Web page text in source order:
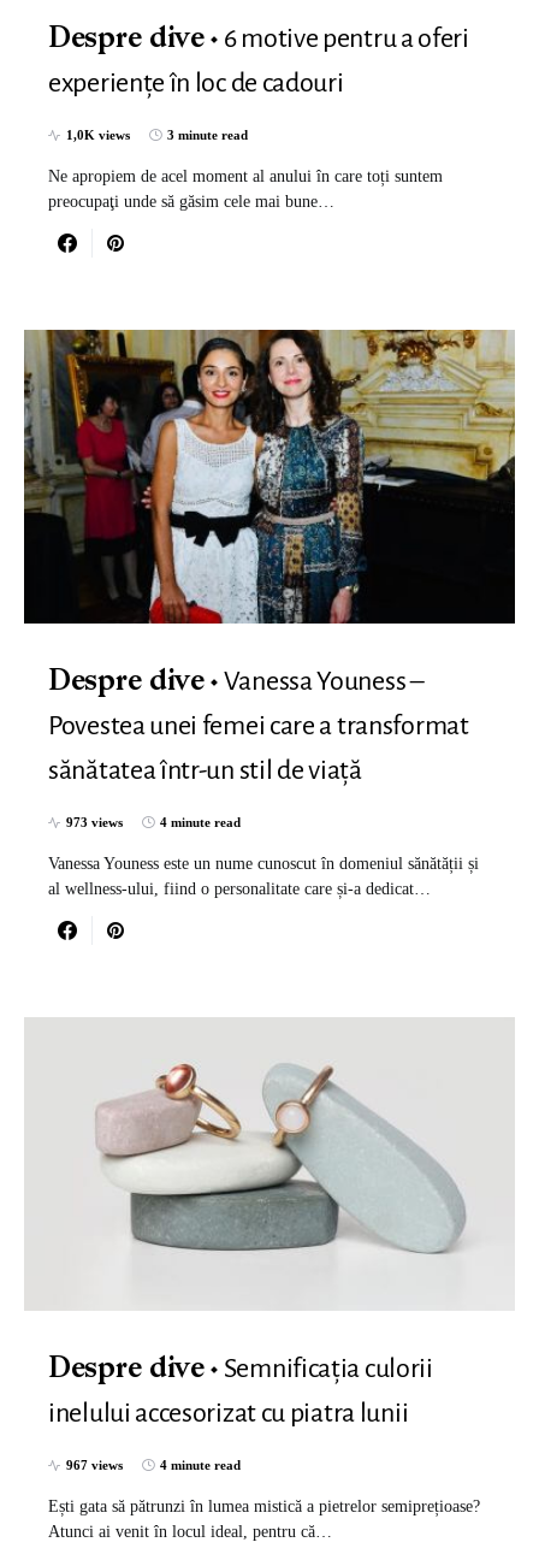
Despre dive
6 motive pentru a oferi
experiențe în loc de cadouri
1,0K views 3 minute read
Ne apropiem de acel moment al anului în care toți suntem
preocupaţi unde să găsim cele mai bune…
Despre dive
Vanessa Youness –
Povestea unei femei care a transformat
sănătatea într-un stil de viață
973 views 4 minute read
Vanessa Youness este un nume cunoscut în domeniul sănătății și
al wellness-ului, fiind o personalitate care și-a dedicat…
Despre dive
Semnificația culorii
inelului accesorizat cu piatra lunii
967 views 4 minute read
Ești gata să pătrunzi în lumea mistică a pietrelor semiprețioase?
Atunci ai venit în locul ideal, pentru că…